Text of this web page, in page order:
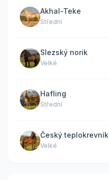
Akhal-Teke
Střední
Slezský norik
Velké
Hafling
Střední
Český teplokrevník
Velké